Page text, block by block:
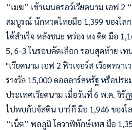
“เมฆ” เข้าเมนดรอว์เวียดนาม เอฟ 2
สมบูรณ์ นักหวดไทยมือ 1,399 ของโล
ได้สำเรจ หลังชนะ หว่อง หง คิต มือ
5, 6-3 ในรอบคัดเลือก รอบสุดท้าย เ
"เวียดนาม เอฟ 2 ฟิวเจอร์ส เวียดทรา
รางวัล 15,000 ดอลลาร์สหรัฐ หรือปร
ประเทศเวียดนาม เมื่อวันที่ 6 พ.ค. จิรั
ไปพบกับจัสติน บาร์กี มือ 1,946 ของโ
“เน็ต” พลภูมิ โควาพิทักษ์เทศ มือ